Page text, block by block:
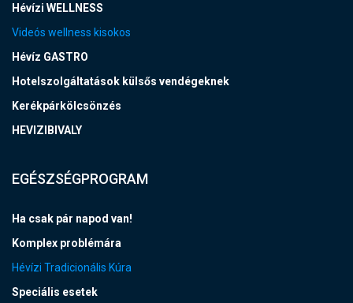
Hévízi WELLNESS
Videós wellness kisokos
Hévíz GASTRO
Hotelszolgáltatások külsős vendégeknek
Kerékpárkölcsönzés
HEVIZIBIVALY
EGÉSZSÉGPROGRAM
Ha csak pár napod van!
Komplex problémára
Hévízi Tradicionális Kúra
Speciális esetek